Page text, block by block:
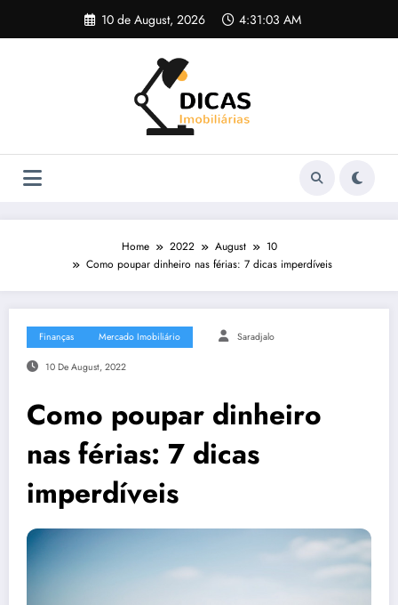
content
10 de August, 2026 4:31:04 AM
Home 2022 August
10
Como poupar dinheiro nas férias: 7 dicas imperdíveis
Finanças Mercado Imobiliário Saradjalo
10 De August, 2022
Como poupar dinheiro
nas férias: 7 dicas
imperdíveis